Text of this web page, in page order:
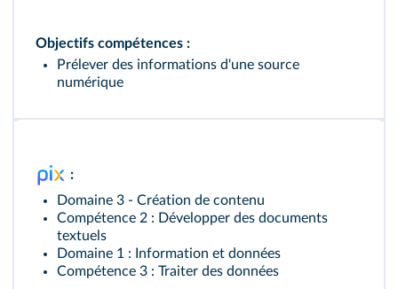
Objectifs compétences :
Prélever des informations d'une source
numérique
:
Domaine 3 - Création de contenu
Compétence 2 : Développer des documents
textuels
Domaine 1 : Information et données
Compétence 3 : Traiter des données